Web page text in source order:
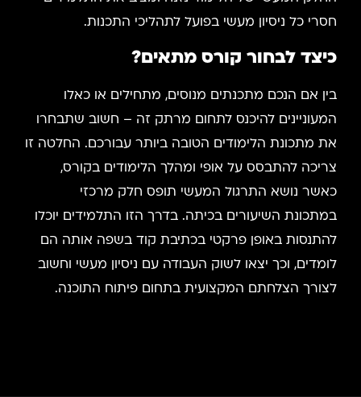
חסרי כל ניסיון מעשי בפועל לתהליכי התכנות.
כיצד לבחור קורס מתאים?
בין אם הנכם מתכנתים מנוסים, מתחילים או כאלו
המעוניינים להיכנס לתחום מרתק זה – חשוב שתבחרו
את מתכונת הלימודים הטובה ביותר עבורכם. החלטה זו
צריכה להתבסס על אופי ומהלך הלימודים בקורס,
כאשר נושא התרגול המעשי תופס חלק מרכזי
במתכונת השיעורים בכיתה. בדרך הזו התלמידים יוכלו
להתנסות באופן פרקטי בכתיבת קוד בשפה אותה הם
לומדים, וכך יצאו לשוק העבודה עם ניסיון מעשי וחשוב
לצורך הצלחתם המקצועית בתחום פיתוח התוכנה.